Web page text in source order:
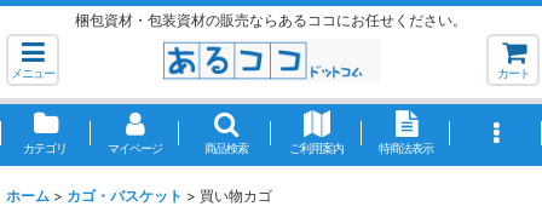
梱包資材・包装資材の販売ならあるココにお任せください。
メニュー カート
カテゴリ マイページ 商品検索 ご利用案内 特商法表示
ホーム > カゴ・バスケット > 買い物カゴ